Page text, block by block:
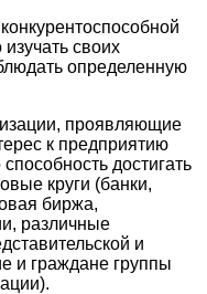
своих
определенную
проявляющие
к предприятию
достигать
круги (банки,
биржа,
различные
и
и граждане группы